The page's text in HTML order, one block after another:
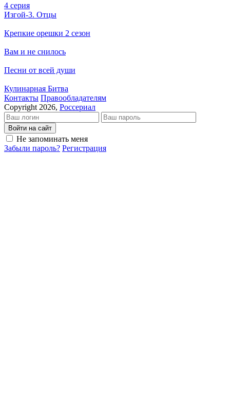
4 серия
Изгой-3. Отцы
Крепкие орешки 2 сезон
Вам и не снилось
Песни от всей души
Кулинарная Битва
Кон­так­ты Пра­во­об­ла­да­те­лям
Copyright 2026, Россериал
Войти на сайт
Не запоминать меня
Забыли пароль? Регистрация